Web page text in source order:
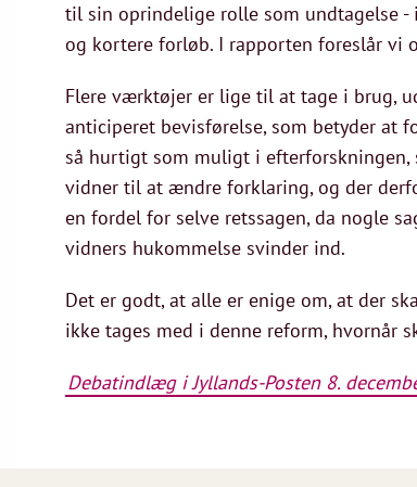
til sin oprindelige rolle som undtagelse
og kortere forløb. I rapporten foreslår vi
Flere værktøjer er lige til at tage i brug,
anticiperet bevisførelse, som betyder at
så hurtigt som muligt i
vidner til at ændre forklaring, og der
en fordel for selve retssagen, da nogle
vidners hukommelse svinder ind.
Det er godt, at alle er enige om, at der
ikke tages med i denne reform, hvornår
Debatindlæg i Jyllands-Posten 8.